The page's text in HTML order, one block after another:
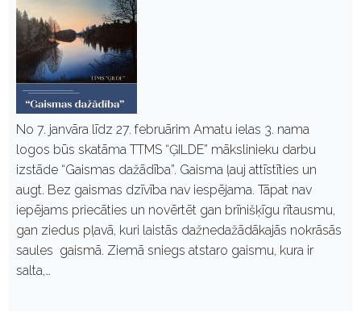
No 7. janvāra līdz 27. februārim Amatu ielas 3. nama
logos būs skatāma TTMS “ĢILDE” mākslinieku darbu
izstāde “Gaismas dažādība”. Gaisma ļauj attīstīties un
augt. Bez gaismas dzīvība nav iespējama. Tāpat nav
iepējams priecāties un novērtēt gan brīnišķīgu rītausmu,
gan ziedus pļavā, kuri laistās dažnedažādākajās nokrāsās
saules gaismā. Ziemā sniegs atstaro gaismu, kura ir
salta,…